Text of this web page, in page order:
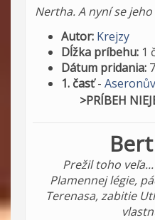
Nertha. A nyní se
Autor: Krejzy
Dĺžka príbehu: 1
Dátum pridania:
1. časť-
>PRÍBEH
Prežil toho
Plamennej légie,
Terenasa, zabitie